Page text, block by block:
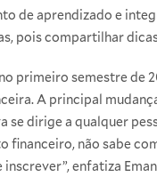
de aprendizado e
pois compartilhar
primeiro semestre de
. A principal
se dirige a qualquer
financeiro, não sabe
enfatiza